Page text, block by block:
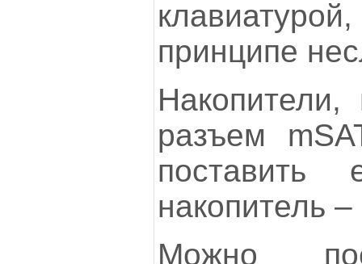
принципе
разъем
накопитель
Можно